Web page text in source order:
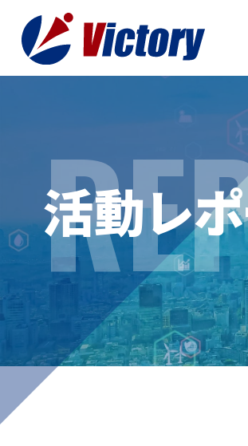
事業紹介
総合解体 / 解体事業
産業廃棄物収集/ 運搬
企業概要
私たちについて
活動レ